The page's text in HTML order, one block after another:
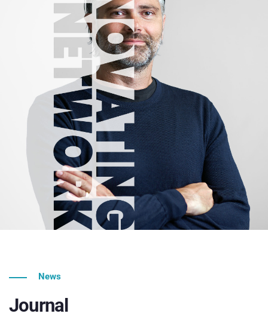
News
Journal